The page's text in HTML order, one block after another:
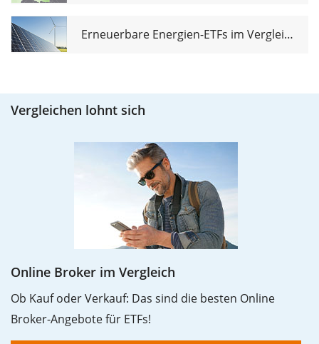
Erneuerbare Energien-ETFs im Vergleich
Vergleichen lohnt sich
Online Broker im Vergleich
Ob Kauf oder Verkauf: Das sind die besten Online
Broker-Angebote für ETFs!